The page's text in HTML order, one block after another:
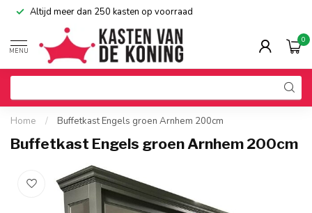
Altijd meer dan 250 kasten op voorraad
MENU
0
Home / Buffetkast Engels groen Arnhem 200cm
Buffetkast Engels groen Arnhem 200cm